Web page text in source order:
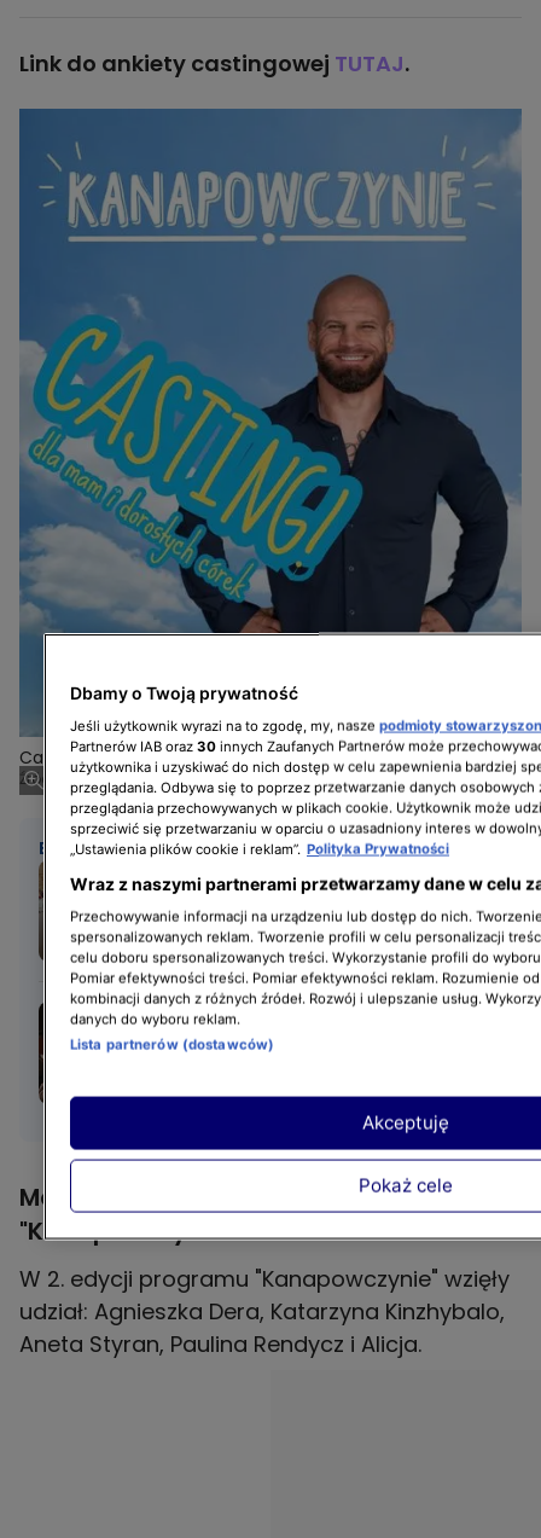
Link do ankiety castingowej TUTAJ.
Casting do programu "Kanapowczynie"
Źródło zdjęcia: Materiały prasowe
BĄDŹ NA BIEŻĄCO
Mateusz wystąpił
w "Kanapowcach". Teraz
prosi o pomoc
Oto finałowe zadanie
"Kanapowców".
niektórym wydaje się
nierealne. "Zmiotło mnie
to z planszy"
Metamorfozy z drugiego sezonu
"Kanapowczyń"
W 2. edycji programu "Kanapowczynie" wzięły
udział: Agnieszka Dera, Katarzyna Kinzhybalo,
Aneta Styran, Paulina Rendycz i Alicja.
Dbamy o Twoją prywatność
Jeśli użytkownik wyrazi na to zgodę, my, nasze podmioty
Partnerów IAB oraz 30 innych Zaufanych Partnerów może
użytkownika i uzyskiwać do nich dostęp w celu zapewnienia bardziej
przeglądania. Odbywa się to poprzez przetwarzanie danych osobowych
przeglądania przechowywanych w plikach cookie. Użytkownik może
sprzeciwić się przetwarzaniu w oparciu o uzasadniony interes w
„Ustawienia plików cookie i reklam”. Polityka Prywatności
Wraz z naszymi partnerami przetwarzamy dane w celu
Przechowywanie informacji na urządzeniu lub dostęp do nich.
spersonalizowanych reklam. Tworzenie profili w celu personalizacji
celu doboru spersonalizowanych treści. Wykorzystanie profili do
Pomiar efektywności treści. Pomiar efektywności reklam. Rozumienie
kombinacji danych z różnych źródeł. Rozwój i ulepszanie usług.
danych do wyboru reklam.
Lista partnerów (dostawców)
Pokaż cele
Akceptuję